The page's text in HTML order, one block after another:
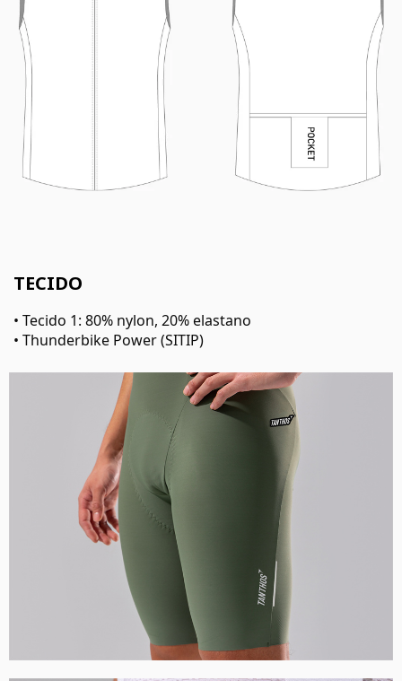
TECIDO
• Tecido 1: 80% nylon, 20% elastano
• Thunderbike Power (SITIP)